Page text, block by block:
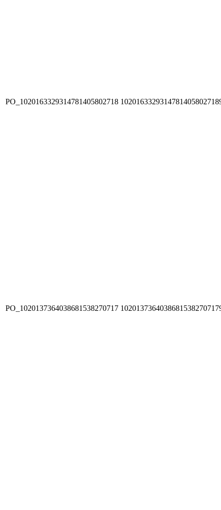
PO_1020163329314781405802718
PO_1020137364038681538270717